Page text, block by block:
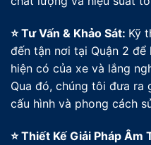
⭐ Tư Vấn & Khảo Sát: Kỹ
đến tận nơi tại Quận 2
hiện có của xe và lắng
Qua đó, chúng tôi đưa ra
cấu hình và phong cách
⭐ Thiết Kế Giải Pháp Âm